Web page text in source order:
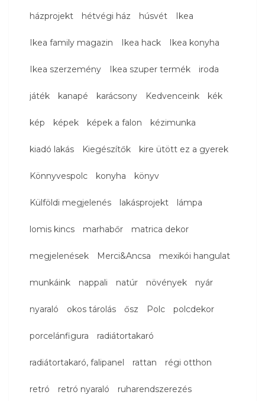
házprojekt hétvégi ház húsvét Ikea
Ikea family magazin Ikea hack Ikea konyha
Ikea szerzemény Ikea szuper termék iroda
játék kanapé karácsony Kedvenceink kék
kép képek képek a falon kézimunka
kiadó lakás Kiegészítők kire ütött ez a gyerek
Könnyvespolc konyha könyv
Külföldi megjelenés lakásprojekt lámpa
lomis kincs marhabőr matrica dekor
megjelenések Merci&Ancsa mexikói hangulat
munkáink nappali natúr növények nyár
nyaraló okos tárolás ősz Polc polcdekor
porcelánfigura radiátortakaró
radiátortakaró, falipanel rattan régi otthon
retró retró nyaraló ruharendszerezés